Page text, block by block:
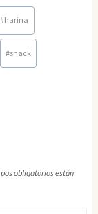
#harina
#snack
obligatorios están